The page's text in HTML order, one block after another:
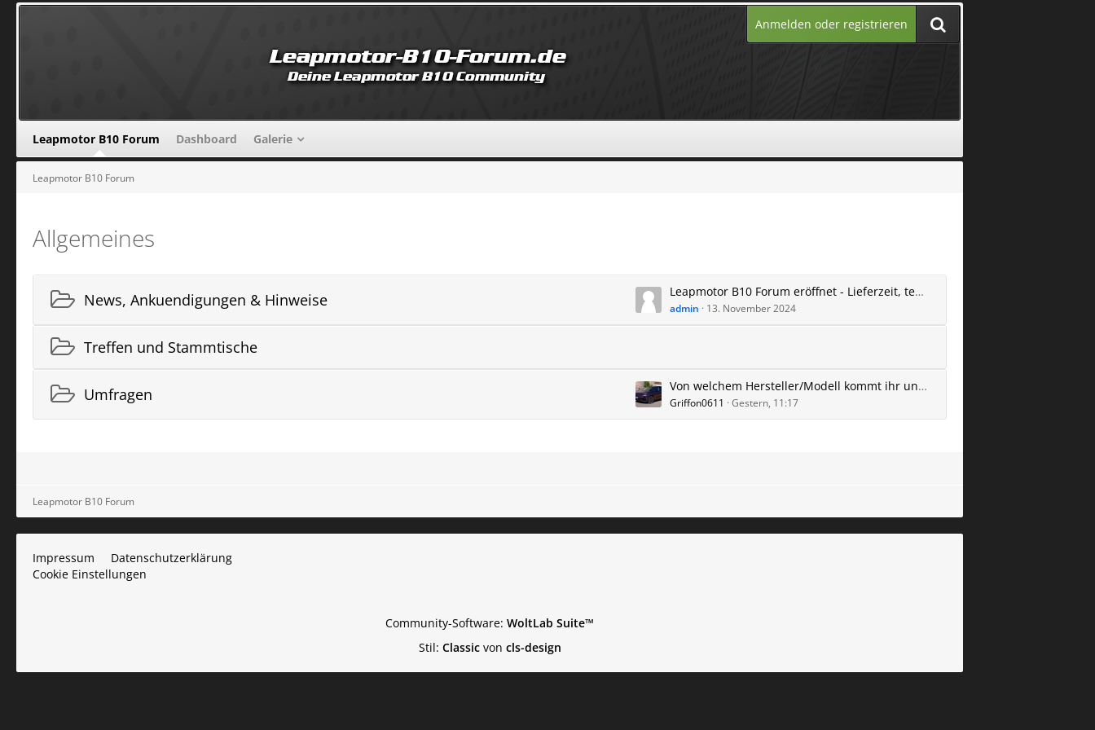
Anmelden oder registrieren
Leapmotor B10 Forum Dashboard Galerie
Leapmotor B10 Forum
Allgemeines
News, Ankuendigungen & Hinweise Leapmotor B10 Forum eröffnet - Lieferzeit, technische Daten, Anhängerkupplung und mehr
admin 13. November 2024
Treffen und Stammtische
Umfragen Von welchem Hersteller/Modell kommt ihr und warum wechselt ihr zum Leapmotor B10?
Griffon0611 Gestern, 11:17
Leapmotor B10 Forum
Impressum
Datenschutzerklärung
Cookie Einstellungen
Community-Software: WoltLab Suite™
Stil: Classicvon cls-design